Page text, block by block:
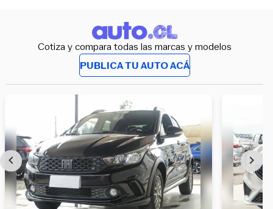
Cotiza y compara todas las marcas y modelos
PUBLICA TU AUTO ACÁ